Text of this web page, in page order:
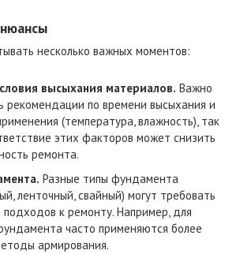
несколько важных моментов:
высыхания материалов. Важно
рекомендации по времени высыхания и
(температура, влажность), так
этих факторов может снизить
ремонта.
Разные типы фундамента
ленточный, свайный) могут требовать
подходов к ремонту. Например, для
часто применяются более
армирования.